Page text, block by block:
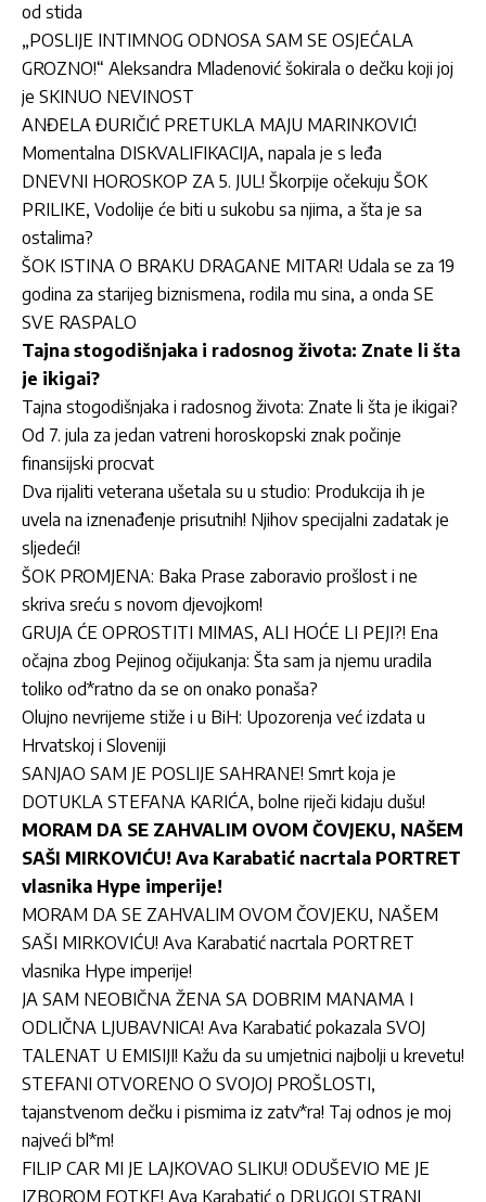
od stida
„POSLIJE INTIMNOG ODNOSA SAM SE OSJEĆALA
GROZNO!“ Aleksandra Mladenović šokirala o dečku koji joj
je SKINUO NEVINOST
ANĐELA ĐURIČIĆ PRETUKLA MAJU MARINKOVIĆ!
Momentalna DISKVALIFIKACIJA, napala je s leđa
DNEVNI HOROSKOP ZA 5. JUL! Škorpije očekuju ŠOK
PRILIKE, Vodolije će biti u sukobu sa njima, a šta je sa
ostalima?
ŠOK ISTINA O BRAKU DRAGANE MITAR! Udala se za 19
godina za starijeg biznismena, rodila mu sina, a onda SE
SVE RASPALO
Tajna stogodišnjaka i radosnog života: Znate li šta
je ikigai?
Tajna stogodišnjaka i radosnog života: Znate li šta je ikigai?
Od 7. jula za jedan vatreni horoskopski znak počinje
finansijski procvat
Dva rijaliti veterana ušetala su u studio: Produkcija ih je
uvela na iznenađenje prisutnih! Njihov specijalni zadatak je
sljedeći!
ŠOK PROMJENA: Baka Prase zaboravio prošlost i ne
skriva sreću s novom djevojkom!
GRUJA ĆE OPROSTITI MIMAS, ALI HOĆE LI PEJI?! Ena
očajna zbog Pejinog očijukanja: Šta sam ja njemu uradila
toliko od*ratno da se on onako ponaša?
Olujno nevrijeme stiže i u BiH: Upozorenja već izdata u
Hrvatskoj i Sloveniji
SANJAO SAM JE POSLIJE SAHRANE! Smrt koja je
DOTUKLA STEFANA KARIĆA, bolne riječi kidaju dušu!
MORAM DA SE ZAHVALIM OVOM ČOVJEKU, NAŠEM
SAŠI MIRKOVIĆU! Ava Karabatić nacrtala PORTRET
vlasnika Hype imperije!
MORAM DA SE ZAHVALIM OVOM ČOVJEKU, NAŠEM
SAŠI MIRKOVIĆU! Ava Karabatić nacrtala PORTRET
vlasnika Hype imperije!
JA SAM NEOBIČNA ŽENA SA DOBRIM MANAMA I
ODLIČNA LJUBAVNICA! Ava Karabatić pokazala SVOJ
TALENAT U EMISIJI! Kažu da su umjetnici najbolji u krevetu!
STEFANI OTVORENO O SVOJOJ PROŠLOSTI,
tajanstvenom dečku i pismima iz zatv*ra! Taj odnos je moj
najveći bl*m!
FILIP CAR MI JE LAJKOVAO SLIKU! ODUŠEVIO ME JE
IZBOROM FOTKE! Ava Karabatić o DRUGOJ STRANI